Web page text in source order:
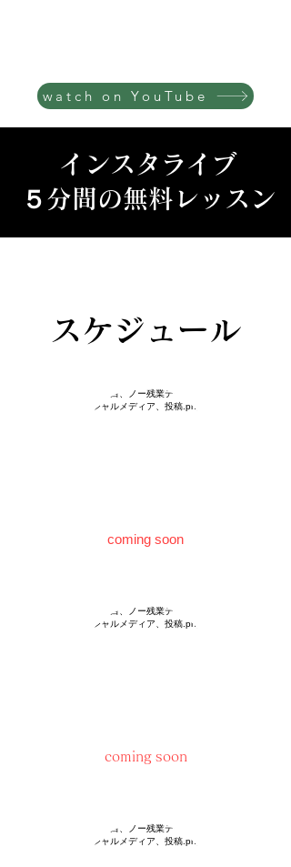
watch on YouTube
インスタライブ
５分間の無料レッスン​
​スケジュール
coming soon
coming soon